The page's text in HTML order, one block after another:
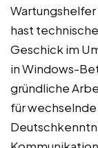
Wartungshelfer
hast
Geschick im
in Windows-
gründliche
für